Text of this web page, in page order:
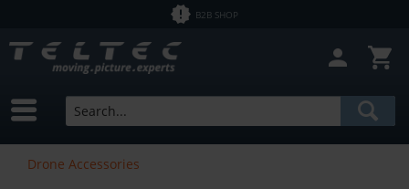
B2B SHOP
Drone Accessories